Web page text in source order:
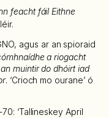
feacht fáil Eithne
agus ar an spioraid
a riogacht
an muintir do dhóirt iad
. ‘Crioch mo ourane’ ó
‘Tallineskey April